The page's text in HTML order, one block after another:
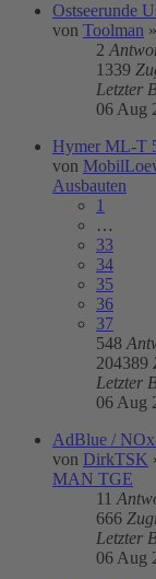
Ostseerunde
von Toolman »
2
1339
Letzter
06 Aug
Hymer ML-T
von
Ausbauten
1
…
33
34
35
36
37
548
204389
Letzter
06 Aug
AdBlue /
von DirkTSK
MAN TGE
11
666
Letzter
06 Aug